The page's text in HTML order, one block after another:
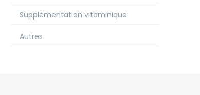
Supplémentation vitaminique
Autres